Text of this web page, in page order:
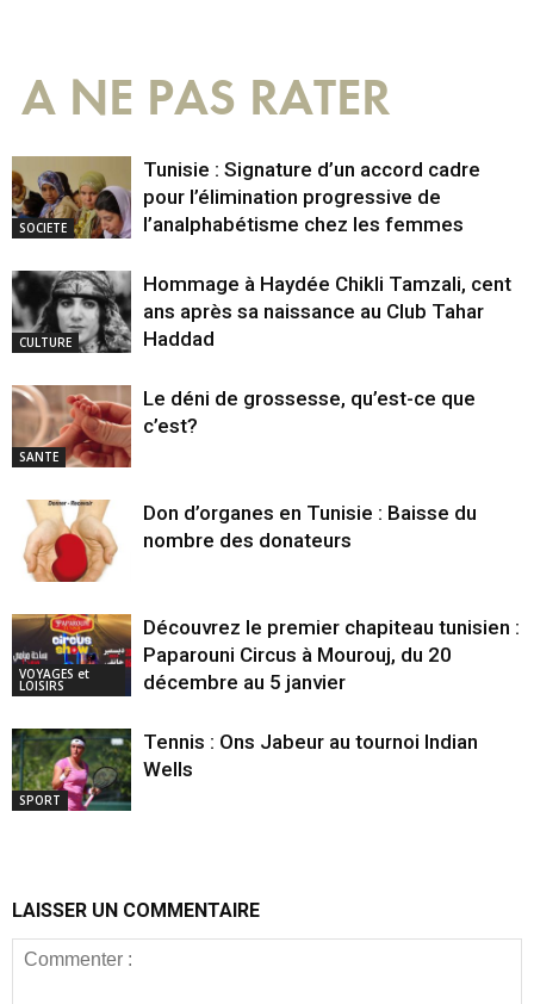
A NE PAS RATER
SOCIETE
Tunisie : Signature d’un accord cadre
pour l’élimination progressive de
l’analphabétisme chez les femmes
CULTURE
Hommage à Haydée Chikli Tamzali, cent
ans après sa naissance au Club Tahar
Haddad
SANTE
Le déni de grossesse, qu’est-ce que
c’est?
Don d’organes en Tunisie : Baisse du
nombre des donateurs
VOYAGES et
LOISIRS
Découvrez le premier chapiteau tunisien :
Paparouni Circus à Mourouj, du 20
décembre au 5 janvier
SPORT
Tennis : Ons Jabeur au tournoi Indian
Wells
LAISSER UN COMMENTAIRE